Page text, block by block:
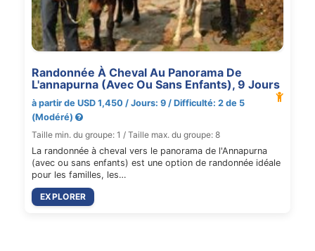
Randonnée À Cheval Au Panorama De
L'annapurna (Avec Ou Sans Enfants), 9 Jours
à partir de USD 1,450 / Jours: 9 / Difficulté: 2 de 5
(Modéré)
Taille min. du groupe: 1 / Taille max. du groupe: 8
La randonnée à cheval vers le panorama de l'Annapurna
(avec ou sans enfants) est une option de randonnée idéale
pour les familles, les…
EXPLORER